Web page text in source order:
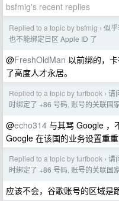
bsfmig's recent replies
Replied to a topic by bsfmig › 似
也不能绑定日区 Apple ID 了
@FreshOldMan 以前绑的，
了高度人才永居。
Replied to a topic by turfbook › 请
时绑定了 +86 号码, 账号的关联国
@echo314 与其骂 Google ，
Google 在该国的业务设置重重
Replied to a topic by turfbook › 请
时绑定了 +86 号码, 账号的关联国
应该不会，谷歌账号的区域是